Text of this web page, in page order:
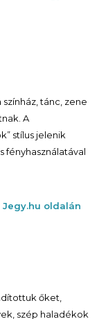
tánc, zene
A
stílus jelenik
fényhasználatával
oldalán
őket,
szép haladékok